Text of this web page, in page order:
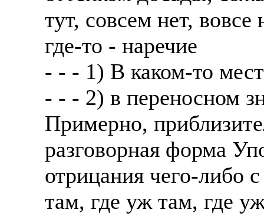
тут, совсем нет, вовсе
где-то - наречие
- - - 1) В каком-то
- - - 2) в переносном
Примерно,
разговорная форма
отрицания чего-либо
там, где уж там, где